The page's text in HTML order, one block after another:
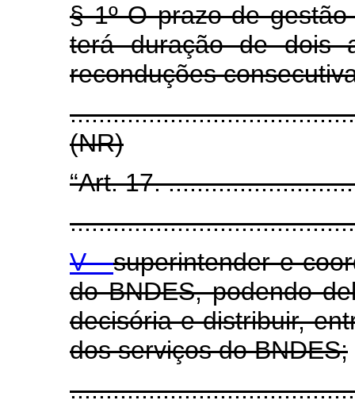
§ 1º O prazo de
terá duração de dois
reconduções
(NR)
“Art. 17.
V -superintender e
do BNDES, podendo
decisória e distribuir,
dos serviços do BNDES;